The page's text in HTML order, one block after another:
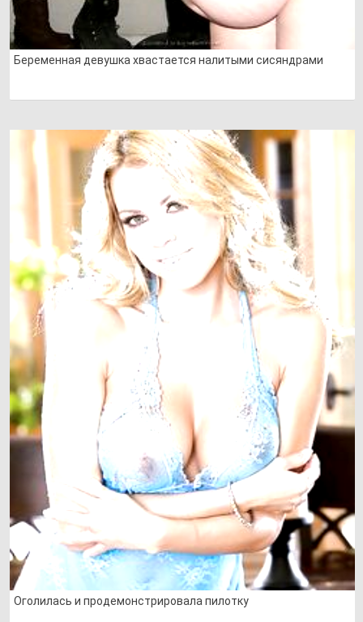
Беременная девушка хвастается налитыми сисяндрами
Оголилась и продемонстрировала пилотку